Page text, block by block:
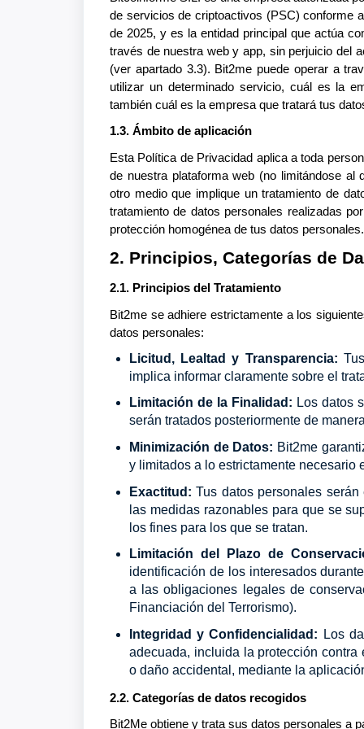
de servicios de criptoactivos (PSC) conforme
de 2025, y es la entidad principal que actúa
través de nuestra web y app, sin perjuicio del
(ver apartado 3.3). Bit2me puede operar a
utilizar un determinado servicio, cuál es la
también cuál es la empresa que tratará tus
1.3. Ámbito de aplicación
Esta Política de Privacidad aplica a toda
de nuestra plataforma web (no limitándose al
otro medio que implique un tratamiento de
tratamiento de datos personales realizadas
protección homogénea de tus datos personales.
2. Principios, Categorías de
2.1. Principios del Tratamiento
Bit2me se adhiere estrictamente a los
datos personales:
Licitud, Lealtad y Transparencia:
implica informar claramente sobre el
Limitación de la Finalidad: Los datos
serán tratados posteriormente de
Minimización de Datos: Bit2me
y limitados a lo estrictamente necesario
Exactitud: Tus datos personales
las medidas razonables para que se
los fines para los que se tratan.
Limitación del Plazo de
identificación de los interesados
a las obligaciones legales de
Financiación del Terrorismo).
Integridad y Confidencialidad:
Los
adecuada, incluida la protección
o daño accidental, mediante la
2.2. Categorías de datos recogidos
Bit2Me obtiene y trata sus datos personales a